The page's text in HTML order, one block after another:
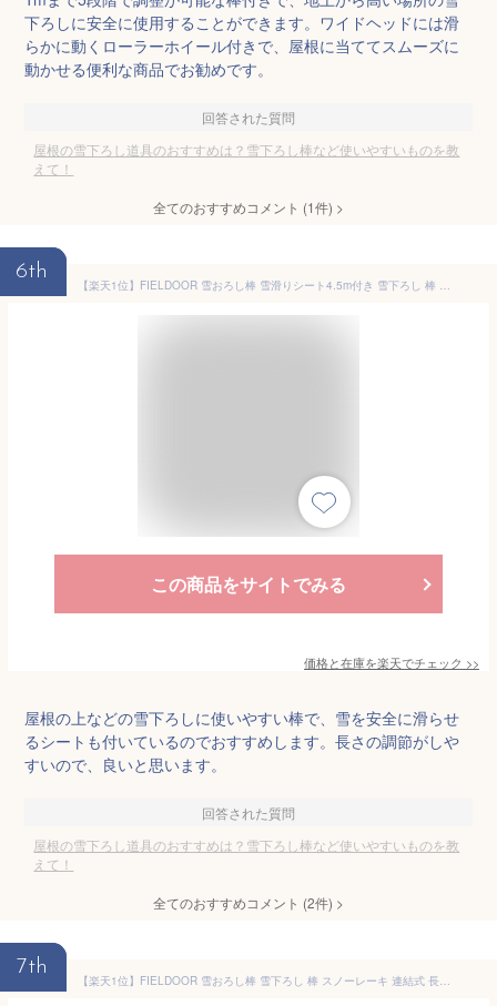
下ろしに安全に使用することができます。ワイドヘッドには滑
らかに動くローラーホイール付きで、屋根に当ててスムーズに
動かせる便利な商品でお勧めです。
回答された質問
屋根の雪下ろし道具のおすすめは？雪下ろし棒など使いやすいものを教
えて！
全てのおすすめコメント (1件) >
6th
【楽天1位】FIELDOOR 雪おろし棒 雪滑りシート4.5m付き 雪下ろし 棒 連結式 長さ5段階 1.8m〜6.6m アルミ 軽量 2.8kg 雪かき 雪下ろし用具 雪降ろし 雪おろし 雪落とし 屋根 カーポート 冬 屋根雪おろし 除雪 除雪用品 除雪器 道具 1年保証 ★[送料無料]
この商品をサイトでみる
価格と在庫を楽天でチェック >>
屋根の上などの雪下ろしに使いやすい棒で、雪を安全に滑らせ
るシートも付いているのでおすすめします。長さの調節がしや
すいので、良いと思います。
回答された質問
屋根の雪下ろし道具のおすすめは？雪下ろし棒など使いやすいものを教
えて！
全てのおすすめコメント (2件) >
7th
【楽天1位】FIELDOOR 雪おろし棒 雪下ろし 棒 スノーレーキ 連結式 長さ5段階 1.5m〜6.1m アルミ 軽量 2.5kg 雪かき 雪下ろし用具 雪降ろし 雪おろし 雪落とし 雪庇落とし 屋根 カーポート 冬 屋根雪おろし 除雪 除雪用品 除雪器 道具 1年保証 ■[送料無料]